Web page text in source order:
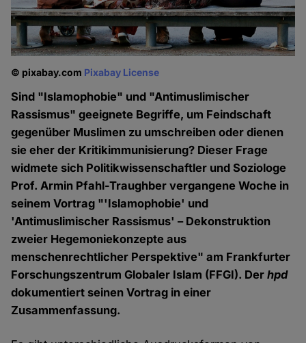
© pixabay.com Pixabay License
Sind "Islamophobie" und "Antimuslimischer
Rassismus" geeignete Begriffe, um Feindschaft
gegenüber Muslimen zu umschreiben oder dienen
sie eher der Kritikimmunisierung? Dieser Frage
widmete sich Politikwissenschaftler und Soziologe
Prof. Armin Pfahl-Traughber vergangene Woche in
seinem Vortrag "'Islamophobie' und
'Antimuslimischer Rassismus' – Dekonstruktion
zweier Hegemoniekonzepte aus
menschenrechtlicher Perspektive" am Frankfurter
Forschungszentrum Globaler Islam (FFGI). Derhpd
dokumentiert seinen Vortrag in einer
Zusammenfassung.